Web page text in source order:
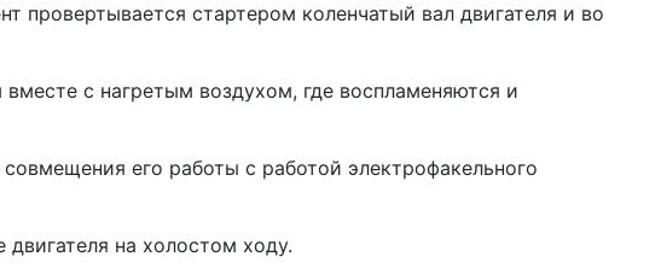
провертывается старте­ром коленчатый вал двигателя и во
с нагретым воздухом, где воспламеняются и
его работы с работой электрофа­кельного
на холостом ходу.